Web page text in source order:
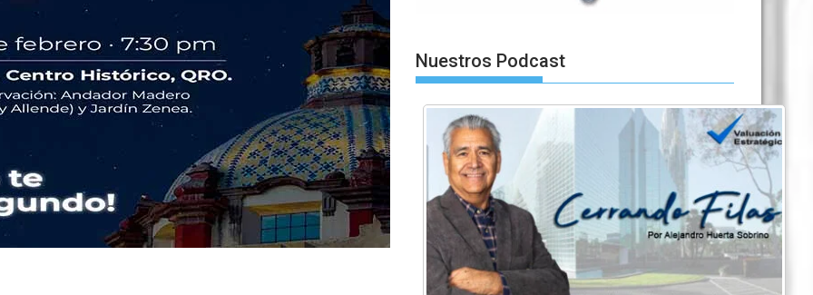
Nuestros Podcast